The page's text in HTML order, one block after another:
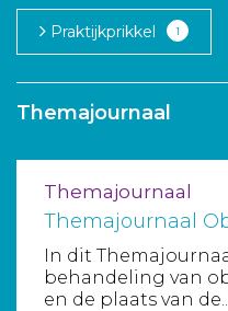
Aanmelden
Toegang
Praktijkprikkel 1
Themajournaal
Themajournaal
Themajournaal
In dit
behandeling van
en de plaats van